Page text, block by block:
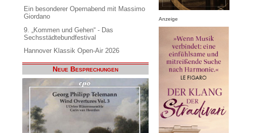
Ein besonderer Opernabend mit Massimo
Giordano
9. „Kommen und Gehen“ - Das
Sechsstädtebundfestival
Hannover Klassik Open-Air 2026
Neue Besprechungen
Anzeige